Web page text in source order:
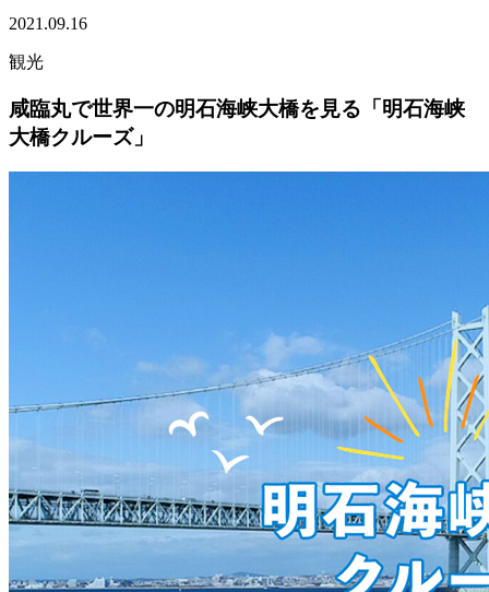
2021.09.16
観光
咸臨丸で世界一の明石海峡大橋を見る「明石海峡
大橋クルーズ」